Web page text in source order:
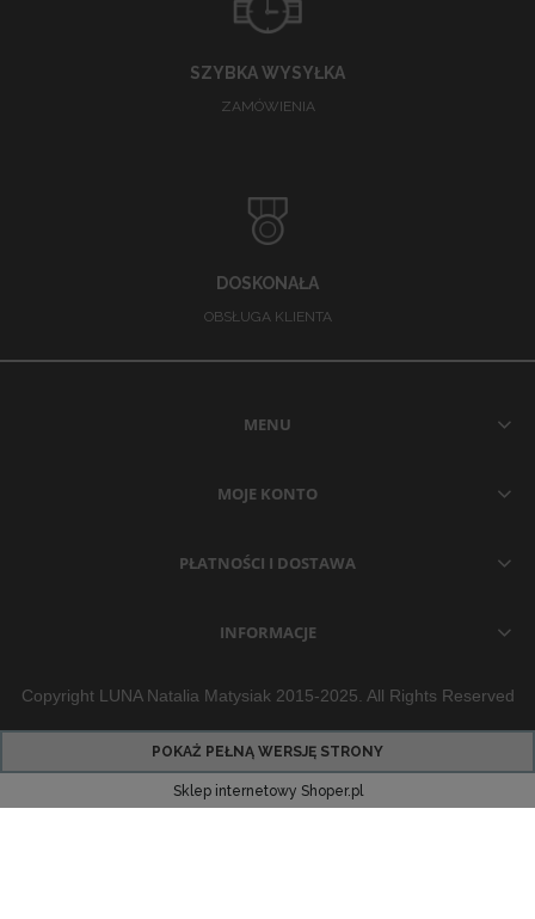
SZYBKA WYSYŁKA
ZAMÓWIENIA
DOSKONAŁA
OBSŁUGA KLIENTA
MENU
MOJE KONTO
PŁATNOŚCI I DOSTAWA
INFORMACJE
Copyright LUNA Natalia Matysiak 2015-2025. All Rights Reserved
POKAŻ PEŁNĄ WERSJĘ STRONY
Sklep internetowy Shoper.pl